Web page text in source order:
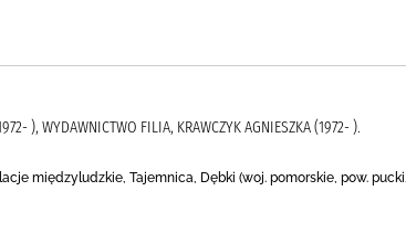
), WYDAWNICTWO FILIA, KRAWCZYK AGNIESZKA (1972- ).
międzyludzkie, Tajemnica, Dębki (woj. pomorskie, pow.